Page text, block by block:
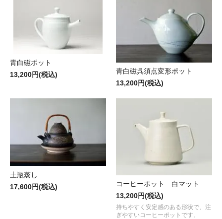
青白磁ポット
13,200円(税込)
青白磁呉須点変形ポット
13,200円(税込)
土瓶蒸し
17,600円(税込)
コーヒーポット 白マット
13,200円(税込)
持ちやすく安定感のある形状で、注
ぎやすいコーヒーポットです。